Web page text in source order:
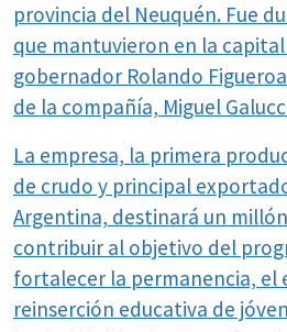
provincia del Neuquén. Fue
que mantuvieron en la
gobernador Rolando
de la compañía, Miguel
La empresa, la primera
de crudo y principal
Argentina, destinará un
contribuir al objetivo del
fortalecer la permanencia, el
reinserción educativa de